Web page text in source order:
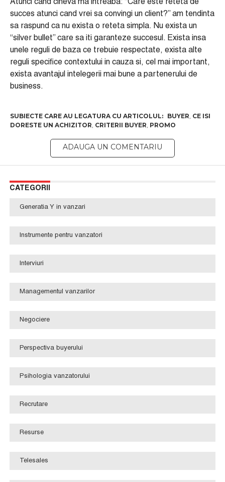
Atunci cand cineva ma intreaba: “Care este reteta de
succes atunci cand vrei sa convingi un client?” am tendinta
sa raspund ca nu exista o reteta simpla. Nu exista un
“silver bullet” care sa iti garanteze succesul. Exista insa
unele reguli de baza ce trebuie respectate, exista alte
reguli specifice contextului in cauza si, cel mai important,
exista avantajul intelegerii mai bune a partenerului de
business.
BUYER, CE ISI
DORESTE UN ACHIZITOR, CRITERII BUYER, PROMO
CATEGORII
Generatia Y in vanzari
Instrumente pentru vanzatori
Interviuri
Managementul vanzarilor
Negociere
Perspectiva buyerului
Psihologia vanzatorului
Recrutare
Resurse
Telesales